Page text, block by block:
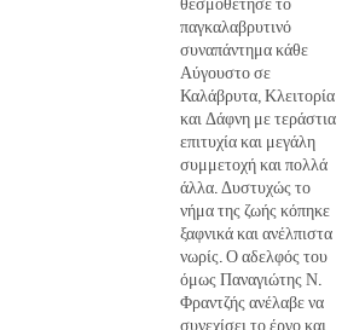
παγκαλαβρυτινό
συναπάντημα κάθε
Αύγουστο σε
Καλάβρυτα, Κλειτορία
και Δάφνη με τεράστια
επιτυχία και μεγάλη
συμμετοχή και πολλά
άλλα. Δυστυχώς το
νήμα της ζωής κόπηκε
ξαφνικά και ανέλπιστα
νωρίς. Ο αδελφός του
όμως Παναγιώτης Ν.
Φραντζής ανέλαβε να
συνεχίσει το έργο και